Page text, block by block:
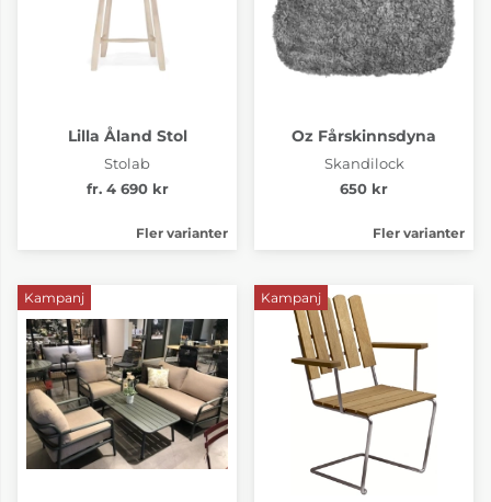
Lilla Åland Stol
Stolab
fr. 4 690 kr
Fler varianter
Oz Fårskinnsdyna
Skandilock
650 kr
Fler varianter
Kampanj Kampanj